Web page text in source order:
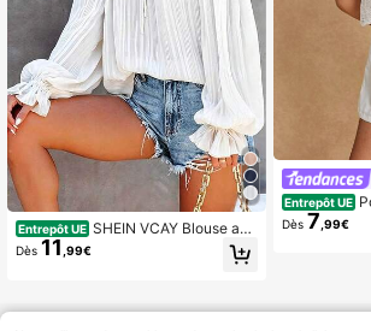
Entrepôt UE SHEIN VCAY Blouse am
ple à épaules dénudées, avec volan
ts et nœud devant, couleur unie po
Dès 11 ,99€
Entrepôt UE
à manches
avec
Dès 7 ,99€